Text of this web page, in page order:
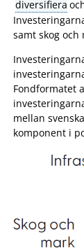
diversifiera
samt skog och
Fondformatet
mellan
komponent i